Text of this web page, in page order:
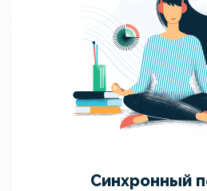
Синхронный